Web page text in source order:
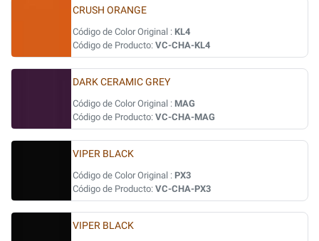
CRUSH ORANGE
Código de Color Original : KL4
Código de Producto: VC-CHA-KL4
DARK CERAMIC GREY
Código de Color Original : MAG
Código de Producto: VC-CHA-MAG
VIPER BLACK
Código de Color Original : PX3
Código de Producto: VC-CHA-PX3
VIPER BLACK